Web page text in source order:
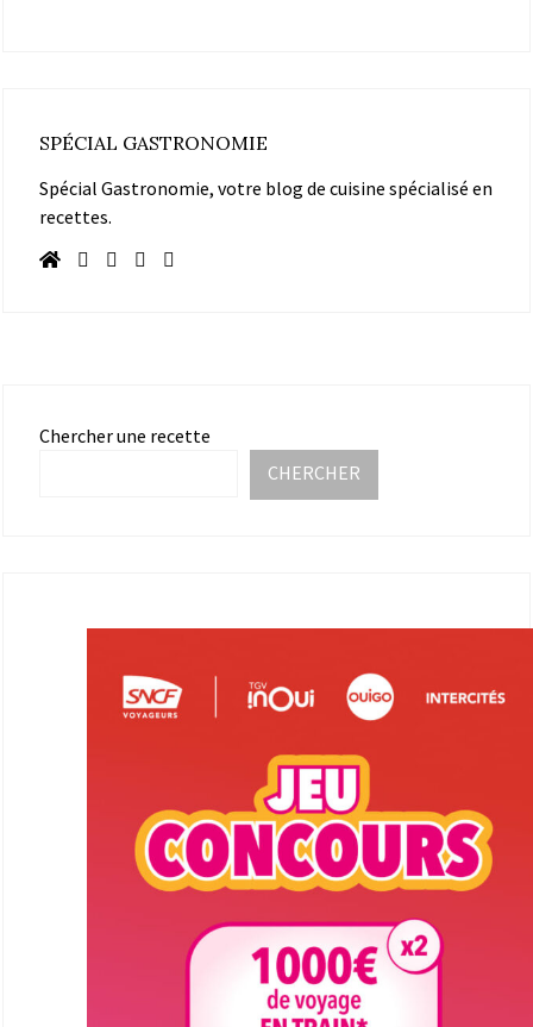
SPÉCIAL GASTRONOMIE
Spécial Gastronomie, votre blog de cuisine spécialisé en
recettes.
Chercher une recette
CHERCHER